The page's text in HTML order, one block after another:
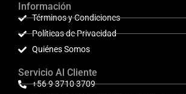
Información
Términos y Condiciones
Políticas de Privacidad
Quiénes Somos
Servicio Al Cliente
+56 9 3710 3709